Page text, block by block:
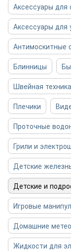
Аксессуары для
Аксессуары для
Антимоскитные
Блинницы
Швейная
Плечики
Проточные
Грили и
Детские
Детские и
Игровые
Домашние
Жидкости для